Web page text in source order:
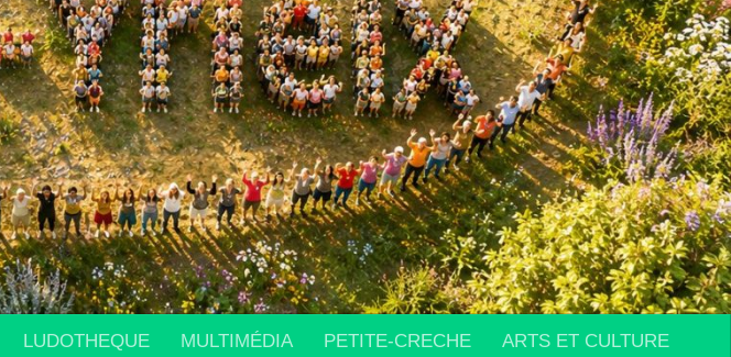
LUDOTHEQUE MULTIMÉDIA PETITE-CRECHE ARTS ET CULTURE